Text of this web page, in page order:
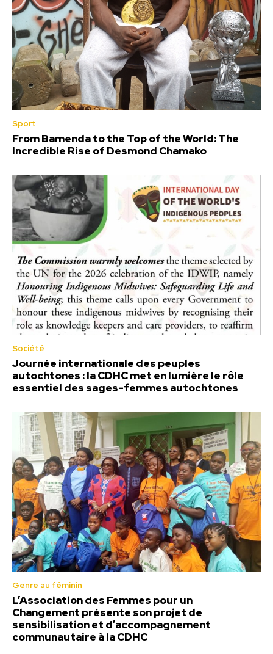
Sport
From Bamenda to the Top of the World: The
Incredible Rise of Desmond Chamako
Société
Journée internationale des peuples
autochtones : la CDHC met en lumière le rôle
essentiel des sages-femmes autochtones
Genre au féminin
L’Association des Femmes pour un
Changement présente son projet de
sensibilisation et d’accompagnement
communautaire à la CDHC